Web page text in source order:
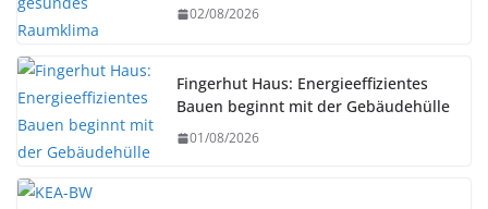
02/08/2026
Fingerhut Haus: Energieeffizientes
Bauen beginnt mit der Gebäudehülle
01/08/2026